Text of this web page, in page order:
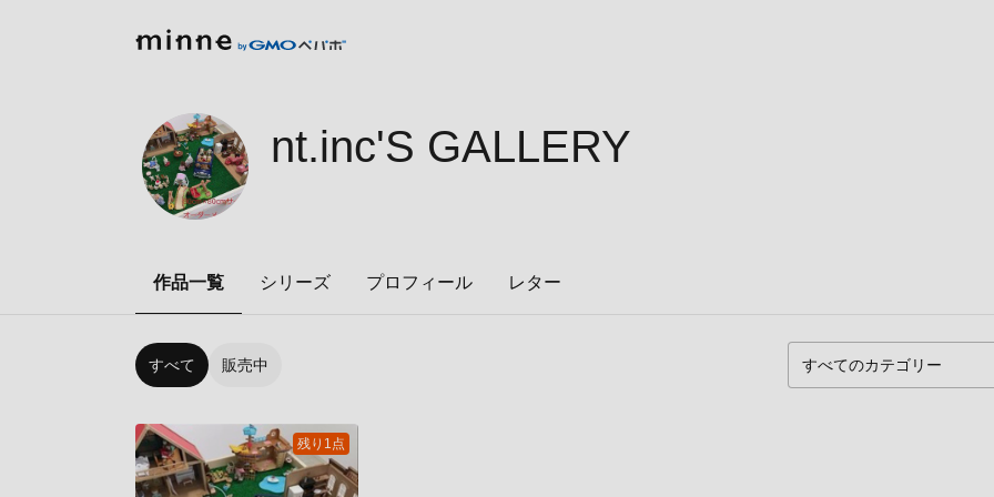
nt.inc'S GALLERY
作品一覧 シリーズ プロフィール レター
すべて 販売中
残り1点